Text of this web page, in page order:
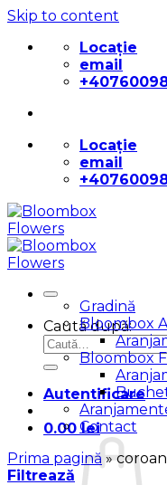
Skip to content
Locație
email
Locație
email
Caută după:
Autentificare
0.00lei
Gradină
Bloombox
Bloombox
Contact
Prima pagină »
Filtrează